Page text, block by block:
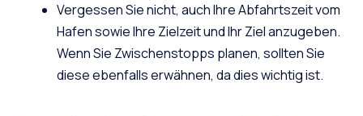
Vergessen Sie nicht, auch Ihre Abfahrtszeit vom
Hafen sowie Ihre Zielzeit und Ihr Ziel anzugeben.
Wenn Sie Zwischenstopps planen, sollten Sie
diese ebenfalls erwähnen, da dies wichtig ist.